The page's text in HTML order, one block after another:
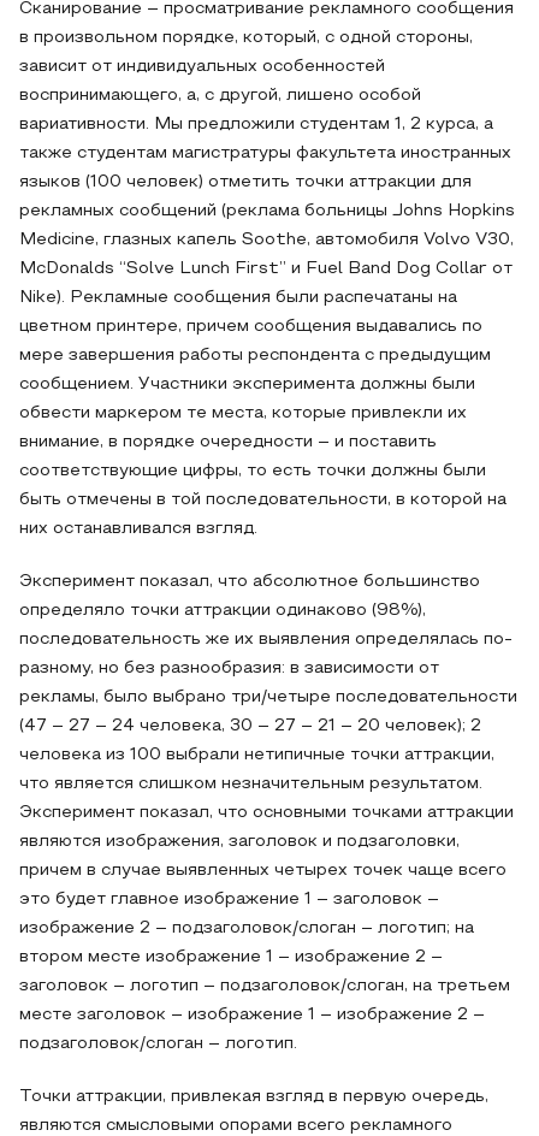
Сканирование – просматривание рекламного сообщения
в произвольном порядке, который, с одной стороны,
зависит от индивидуальных особенностей
воспринимающего, а, с другой, лишено особой
вариативности. Мы предложили студентам 1, 2 курса, а
также студентам магистратуры факультета иностранных
языков (100 человек) отметить точки аттракции для
рекламных сообщений (реклама больницы Johns Hopkins
Medicine, глазных капель Soothe, автомобиля Volvo V30,
McDonalds “Solve Lunch First” и Fuel Band Dog Collar от
Nike). Рекламные сообщения были распечатаны на
цветном принтере, причем сообщения выдавались по
мере завершения работы респондента с предыдущим
сообщением. Участники эксперимента должны были
обвести маркером те места, которые привлекли их
внимание, в порядке очередности – и поставить
соответствующие цифры, то есть точки должны были
быть отмечены в той последовательности, в которой на
них останавливался взгляд.
Эксперимент показал, что абсолютное большинство
определяло точки аттракции одинаково (98%),
последовательность же их выявления определялась по-
разному, но без разнообразия: в зависимости от
рекламы, было выбрано три/четыре последовательности
(47 – 27 – 24 человека, 30 – 27 – 21 – 20 человек); 2
человека из 100 выбрали нетипичные точки аттракции,
что является слишком незначительным результатом.
Эксперимент показал, что основными точками аттракции
являются изображения, заголовок и подзаголовки,
причем в случае выявленных четырех точек чаще всего
это будет главное изображение 1 – заголовок –
изображение 2 – подзаголовок/слоган – логотип; на
втором месте изображение 1 – изображение 2 –
заголовок – логотип – подзаголовок/слоган, на третьем
месте заголовок – изображение 1 – изображение 2 –
подзаголовок/слоган – логотип.
Точки аттракции, привлекая взгляд в первую очередь,
являются смысловыми опорами всего рекламного